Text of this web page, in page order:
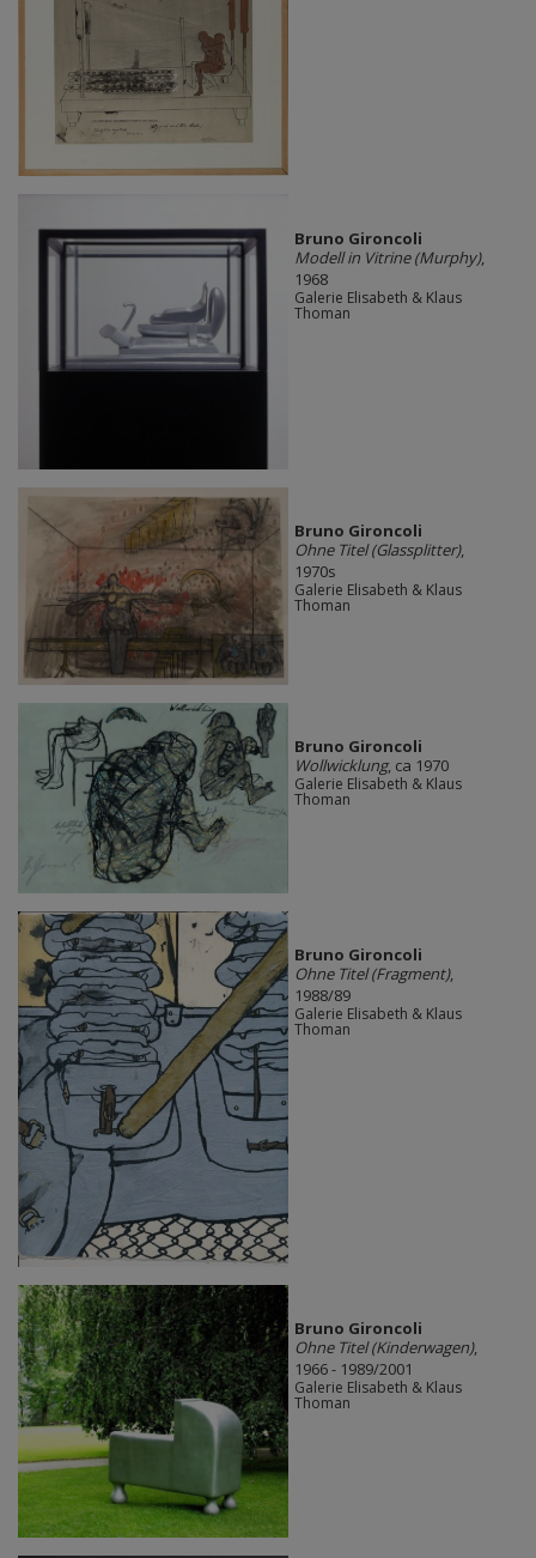
Bruno Gironcoli
Modell in Vitrine (Murphy),
1968
Galerie Elisabeth & Klaus
Thoman
Bruno Gironcoli
Ohne Titel (Glassplitter),
1970s
Galerie Elisabeth & Klaus
Thoman
Bruno Gironcoli
Wollwicklung, ca 1970
Galerie Elisabeth & Klaus
Thoman
Bruno Gironcoli
Ohne Titel (Fragment),
1988/89
Galerie Elisabeth & Klaus
Thoman
Bruno Gironcoli
Ohne Titel (Kinderwagen),
1966 - 1989/2001
Galerie Elisabeth & Klaus
Thoman